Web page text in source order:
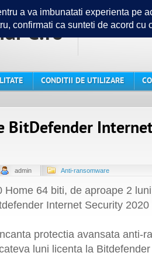
Ghidul
CONDITII DE UTILIZARE
BitDefender
admin Anti-ransomware
Home 64 biti, de aproape 2
Internet Security
protectia avansata anti-
luni licenta la